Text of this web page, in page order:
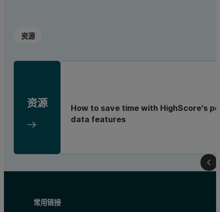
资源
资源
How to save time with HighScore's
data features
常用链接